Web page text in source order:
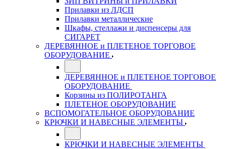
Прилавки из ЛДСП
Прилавки металлические
Шкафы, стеллажи и диспенсеры для
СИГАРЕТ
ДЕРЕВЯННОЕ и ПЛЕТЕНОЕ ТОРГОВОЕ
ОБОРУДОВАНИЕ
ДЕРЕВЯННОЕ и ПЛЕТЕНОЕ ТОРГОВОЕ
ОБОРУДОВАНИЕ
Корзины из ПОЛИРОТАНГА
ПЛЕТЕНОЕ ОБОРУДОВАНИЕ
ВСПОМОГАТЕЛЬНОЕ ОБОРУДОВАНИЕ
КРЮЧКИ И НАВЕСНЫЕ ЭЛЕМЕНТЫ
КРЮЧКИ И НАВЕСНЫЕ ЭЛЕМЕНТЫ